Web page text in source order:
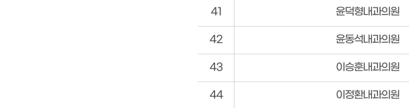
41 윤덕형내과의원
42 윤동석내과의원
43 이승훈내과의원
44 이정환내과의원